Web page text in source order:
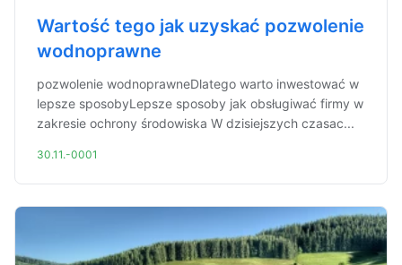
Wartość tego jak uzyskać pozwolenie
wodnoprawne
pozwolenie wodnoprawneDlatego warto inwestować w
lepsze sposobyLepsze sposoby jak obsługiwać firmy w
zakresie ochrony środowiska W dzisiejszych czasac...
30.11.-0001